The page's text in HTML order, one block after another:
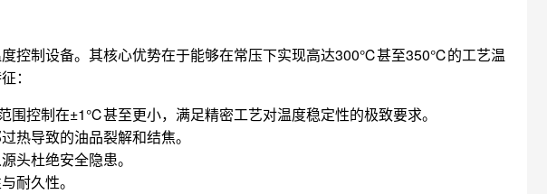
控制设备。其核心优势在于能够在常压下实现高达300℃甚至350℃的工艺温
：
控制在±1℃甚至更小，满足精密工艺对温度稳定性的极致要求。
热导致的油品裂解和结焦。
头杜绝安全隐患。
耐久性。